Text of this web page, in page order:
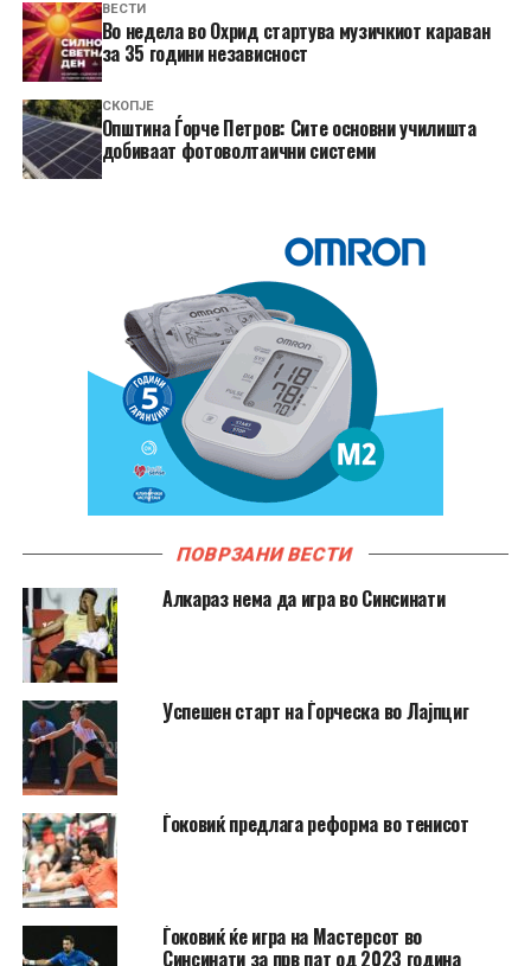
ВЕСТИ
Во недела во Охрид стартува музичкиот караван
за 35 години независност
СКОПЈЕ
Општина Ѓорче Петров: Сите основни училишта
добиваат фотоволтаични системи
ПОВРЗАНИ ВЕСТИ
Алкараз нема да игра во Синсинати
Успешен старт на Ѓорческа во Лајпциг
Ѓоковиќ предлага реформа во тенисот
Ѓоковиќ ќе игра на Мастерсот во
Синсинати за прв пат од 2023 година